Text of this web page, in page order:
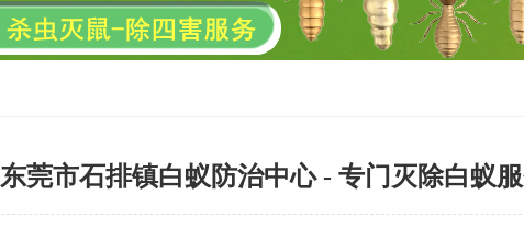
东莞市石排镇白蚁防治中心 - 专门灭除白蚁